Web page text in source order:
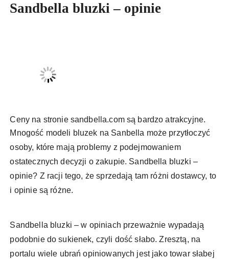
Sandbella bluzki – opinie
Ceny na stronie sandbella.com są bardzo atrakcyjne.
Mnogość modeli bluzek na Sanbella może przytłoczyć
osoby, które mają problemy z podejmowaniem
ostatecznych decyzji o zakupie. Sandbella bluzki –
opinie? Z racji tego, że sprzedają tam różni dostawcy, to
i opinie są różne.
Sandbella bluzki – w opiniach przeważnie wypadają
podobnie do sukienek, czyli dość słabo. Zresztą, na
portalu wiele ubrań opiniowanych jest jako towar słabej